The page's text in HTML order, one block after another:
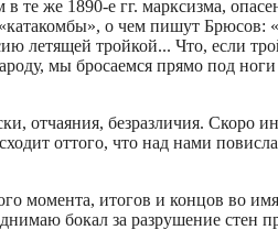
те же 1890-е гг. марксизма,
о чем пишут Брюсов:
летящей тройкой... Что, если
мы бросаемся прямо под
отчаяния, безразличия. Скоро
оттого, что над нами повисла
момента, итогов и концов во
бокал за разрушение стен